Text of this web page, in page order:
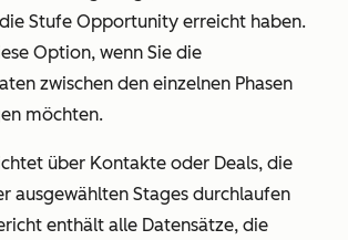
Stufe Opportunity erreicht haben.
Option, wenn Sie die
zwischen den einzelnen Phasen
möchten.
über Kontakte oder Deals, die
ausgewählten Stages durchlaufen
enthält alle Datensätze, die